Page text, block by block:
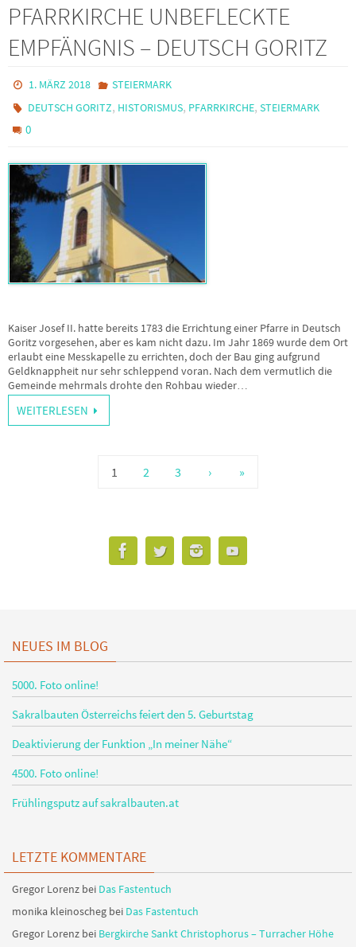
PFARRKIRCHE UNBEFLECKTE
EMPFÄNGNIS – DEUTSCH GORITZ
1. MÄRZ 2018
STEIERMARK
DEUTSCH GORITZ, HISTORISMUS, PFARRKIRCHE,STEIERMARK
0
Kaiser Josef II. hatte bereits 1783 die Errichtung einer Pfarre in Deutsch
Goritz vorgesehen, aber es kam nicht dazu. Im Jahr 1869 wurde dem Ort
erlaubt eine Messkapelle zu errichten, doch der Bau ging aufgrund
Geldknappheit nur sehr schleppend voran. Nach dem vermutlich die
Gemeinde mehrmals drohte den Rohbau wieder…
WEITERLESEN
1 2 3 › »
NEUES IM BLOG
5000. Foto online!
Sakralbauten Österreichs feiert den 5. Geburtstag
Deaktivierung der Funktion „In meiner Nähe“
4500. Foto online!
Frühlingsputz auf sakralbauten.at
LETZTE KOMMENTARE
Gregor Lorenz bei Das Fastentuch
monika kleinoscheg bei Das Fastentuch
Gregor Lorenz bei Bergkirche Sankt Christophorus – Turracher Höhe